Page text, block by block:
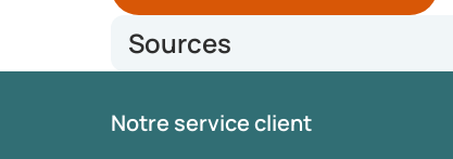
Sources
Voedingscentrum
Notre service client